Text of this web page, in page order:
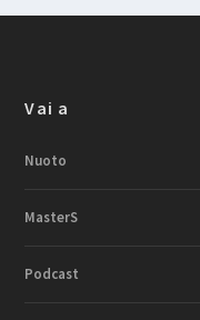
Vai a
Nuoto
MasterS
Podcast